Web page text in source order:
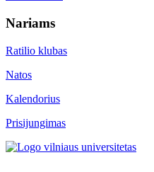
Nariams
Ratilio klubas
Natos
Kalendorius
Prisijungimas